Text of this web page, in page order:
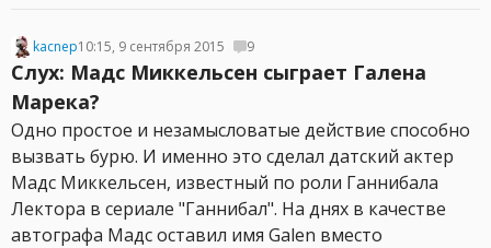
kacnep10:15, 9 сентября 2015 9
Слух: Мадс Миккельсен сыграет Галена
Марека?
Одно простое и незамысловатые действие способно
вызвать бурю. И именно это сделал датский актер
Мадс Миккельсен, известный по роли Ганнибала
Лектора в сериале "Ганнибал". На днях в качестве
автографа Мадс оставил имя Galen вместо